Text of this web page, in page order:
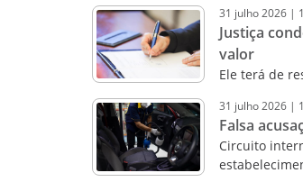
31 julho2026 |
Justiça
valor
Ele terá de
31 julho2026 |
Falsa
Circuito